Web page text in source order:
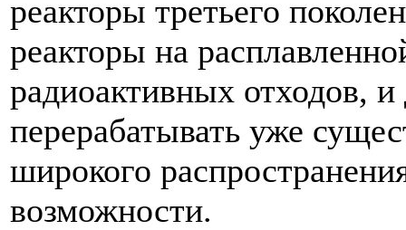
реакторы третьего
реакторы на
радиоактивных отходов,
перерабатывать уже
широкого
возможности.